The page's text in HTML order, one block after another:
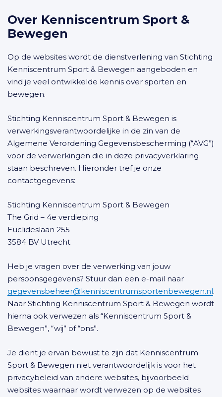
Over Kenniscentrum Sport &
Bewegen
Op de websites wordt de dienstverlening van Stichting
Kenniscentrum Sport & Bewegen aangeboden en
vind je veel ontwikkelde kennis over sporten en
bewegen.
Stichting Kenniscentrum Sport & Bewegen is
verwerkingsverantwoordelijke in de zin van de
Algemene Verordening Gegevensbescherming (“AVG”)
voor de verwerkingen die in deze privacyverklaring
staan beschreven. Hieronder tref je onze
contactgegevens:
Stichting Kenniscentrum Sport & Bewegen
The Grid – 4e verdieping
Euclideslaan 255
3584 BV Utrecht
Heb je vragen over de verwerking van jouw
persoonsgegevens? Stuur dan een e-mail naar
gegevensbeheer@kenniscentrumsportenbewegen.nl.
Naar Stichting Kenniscentrum Sport & Bewegen wordt
hierna ook verwezen als “Kenniscentrum Sport &
Bewegen”, “wij” of “ons”.
Je dient je ervan bewust te zijn dat Kenniscentrum
Sport & Bewegen niet verantwoordelijk is voor het
privacybeleid van andere websites, bijvoorbeeld
websites waarnaar wordt verwezen op de websites